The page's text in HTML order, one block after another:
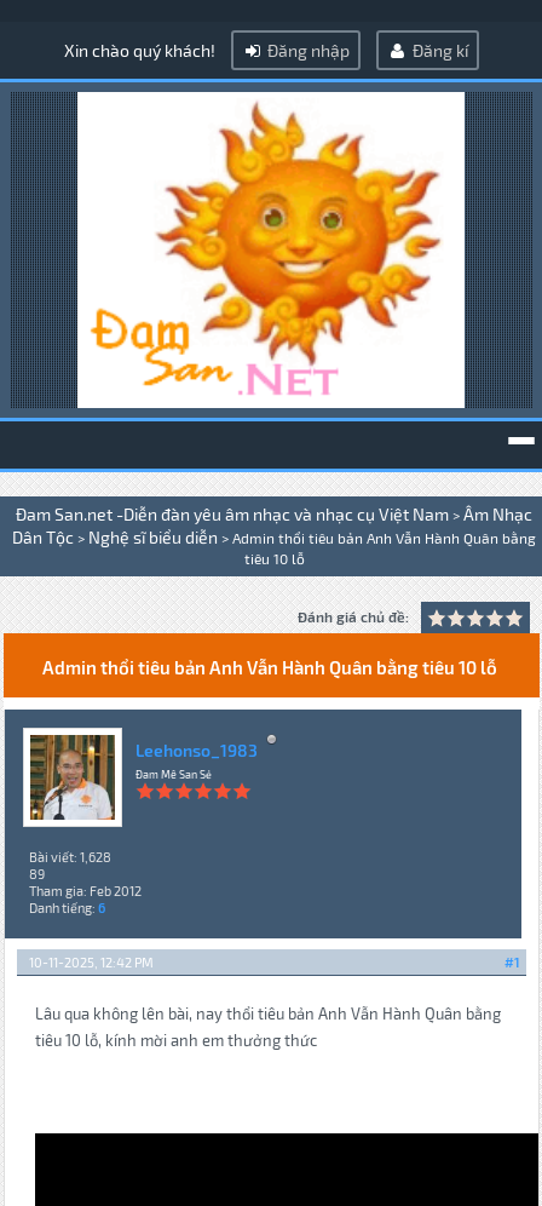
Xin chào quý khách! Đăng nhập Đăng kí
Đam San.net -Diễn đàn yêu âm nhạc và nhạc cụ Việt Nam > Âm Nhạc
Dân Tộc > Nghệ sĩ biểu diễn > Admin thổi tiêu bản Anh Vẫn Hành Quân bằng
tiêu 10 lỗ
Đánh giá chủ đề:
Admin thổi tiêu bản Anh Vẫn Hành Quân bằng tiêu 10 lỗ
Leehonso_1983
Đam Mê San Sẻ
Bài viết: 1,628
89
Tham gia: Feb 2012
Danh tiếng: 6
#1
10-11-2025, 12:42 PM
Lâu qua không lên bài, nay thổi tiêu bản Anh Vẫn Hành Quân bằng
tiêu 10 lỗ, kính mời anh em thưởng thức